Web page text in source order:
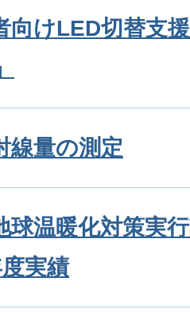
向けLED切替支
線量の測定
球温暖化対策実
実績